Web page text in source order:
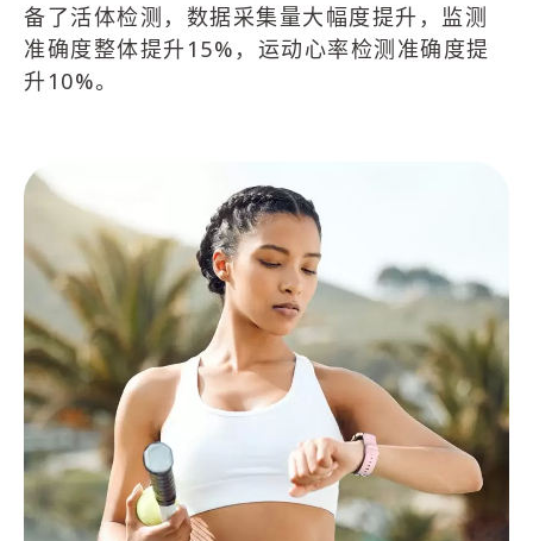
备了活体检测，数据采集量大幅度提升，监测
准确度整体提升15%，运动心率检测准确度提
升10%。